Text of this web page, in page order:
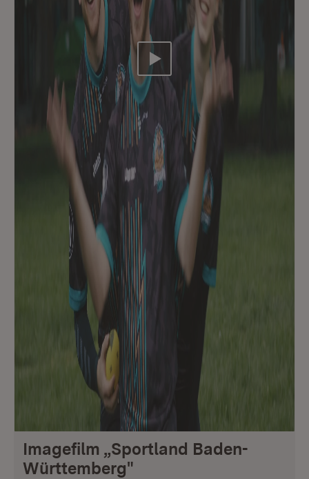
Video abspielen
Imagefilm „Sportland Baden-
Württemberg"